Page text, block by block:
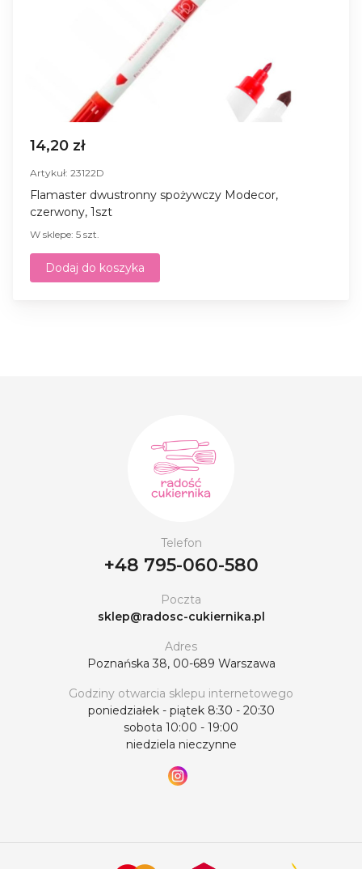
14,20 zł
Artykuł: 23122D
Flamaster dwustronny spożywczy Modecor,
czerwony, 1szt
W sklepe: 5 szt.
Dodaj do koszyka
Telefon
+48 795-060-580
Poczta
sklep@radosc-cukiernika.pl
Adres
Poznańska 38, 00-689 Warszawa
Godziny otwarcia sklepu internetowego
poniedziałek - piątek 8:30 - 20:30
sobota 10:00 - 19:00
niedziela nieczynne